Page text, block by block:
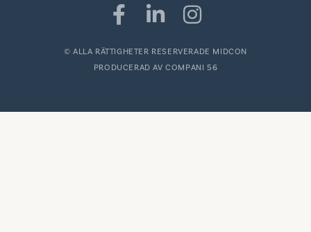
© ALLA RÄTTIGHETER RESERVERADE MIDCON
PRODUCERAD AVCOMPANI 56